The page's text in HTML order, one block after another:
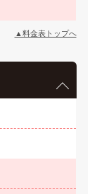
▲料金表トップへ